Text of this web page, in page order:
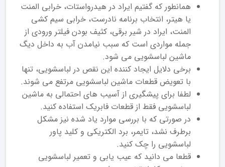
همانطور که گفتیم ایراد در هیدرواستات، خرابی المنت
یا هیتر، انتخاب برنامه نادرست، خرابی سیم کشی
المنت، ایراد در شیر برقی، کثیف بودن فیلتر ورودی از
جمله مواردی است که سبب نیامدن آب به داخل دیگ
ماشین لباسشویی می شود.
برخی دلایل ایجاد کننده این نقص در لباسشویی، تنها
با تعویض قطعات ماشین لباسشویی مرتفع می شوند.
لطفا برای پیشگیری از آسیب های احتمالی به ماشین
لباسشویی فقط از قطعات فابریک استفاده کنید.
در صورتی که با بررسی موارد یاد شده نیز مشکل
برطرف نشد، تایمر، برد الکتریکی و کلید پاور
لباسشویی را چک کنید.
قطعا می دانید که عیب یابی و تعمیر لباسشویی